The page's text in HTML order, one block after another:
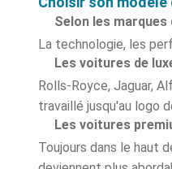
Selon les
La technologie, les
Les voitures de
Rolls-Royce, Jaguar,
travaillé jusqu'au logo
Les voitures
Toujours dans le haut